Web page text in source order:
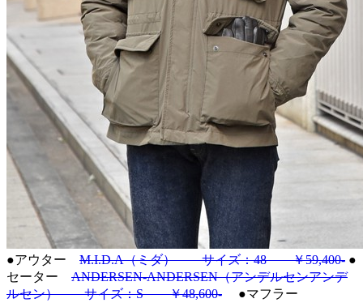
●アウター M.I.D.A（ミダ） サイズ：48 ￥59,400- ●
セーター ANDERSEN-ANDERSEN（アンデルセンアンデ
ルセン） サイズ：S ￥48,600- ●マフラー